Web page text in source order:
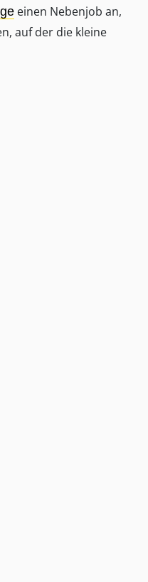
einen Nebenjob an,
auf der die kleine